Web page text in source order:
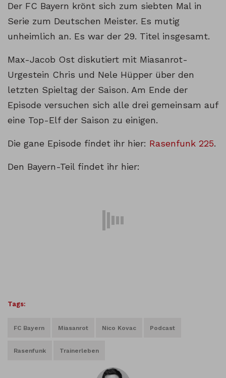
Der FC Bayern krönt sich zum siebten Mal in
Serie zum Deutschen Meister. Es mutig
unheimlich an. Es war der 29. Titel insgesamt.
Max-Jacob Ost diskutiert mit Miasanrot-
Urgestein Chris und Nele Hüpper über den
letzten Spieltag der Saison. Am Ende der
Episode versuchen sich alle drei gemeinsam auf
eine Top-Elf der Saison zu einigen.
Die gane Episode findet ihr hier: Rasenfunk 225.
Den Bayern-Teil findet ihr hier:
Tags:
FC Bayern Miasanrot Nico Kovac Podcast
Rasenfunk Trainerleben